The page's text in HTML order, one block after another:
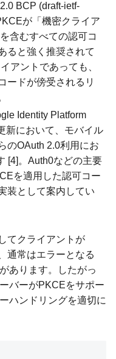
BCP (draft-ietf-
が「機密クライア
含むすべての認可コ
ると強く推奨されて
アントであっても、
ードが傍受されるリ
Identity Platform
新において、モバイル
のOAuth 2.0利用にお
[4]。Auth0などの主要
を適用した認可コー
装として案内してい
てクライアントが
通常はエラーとなる
あります。したがっ
バーがPKCEをサポー
ハンドリングを適切に